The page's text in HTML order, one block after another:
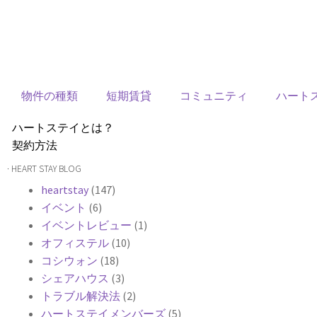
物件の種類 短期賃貸 コミュニティ ハート
ハートステイとは？
契約方法
韓国不動産情報
よくある質問
Heartee
· HEART STAY BLOG
heartstay (147)
イベント (6)
イベントレビュー (1)
オフィステル (10)
コシウォン (18)
シェアハウス (3)
トラブル解決法 (2)
ハートステイメンバーズ (5)